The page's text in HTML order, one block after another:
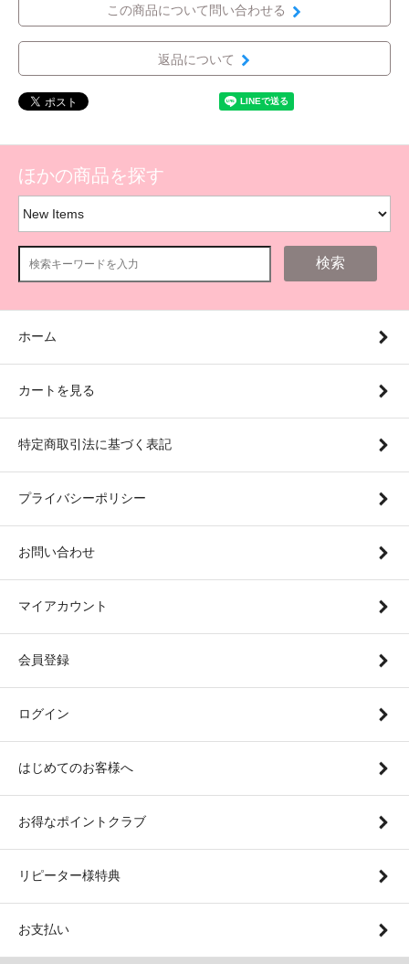
この商品について問い合わせる
返品について
ほかの商品を探す
検索
ホーム
カートを見る
特定商取引法に基づく表記
プライバシーポリシー
お問い合わせ
マイアカウント
会員登録
ログイン
はじめてのお客様へ
お得なポイントクラブ
リピーター様特典
お支払い